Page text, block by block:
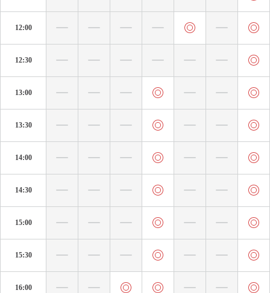
12:00
12:30
13:00
13:30
14:00
14:30
15:00
15:30
16:00